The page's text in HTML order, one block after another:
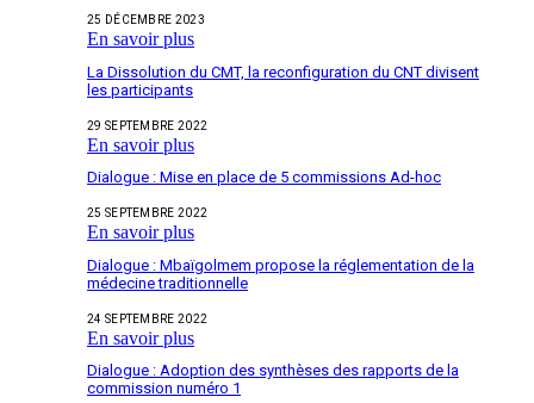
25 DÉCEMBRE 2023
En savoir plus
La Dissolution du CMT, la reconfiguration du CNT divisent
les participants
29 SEPTEMBRE 2022
En savoir plus
Dialogue : Mise en place de 5 commissions Ad-hoc
25 SEPTEMBRE 2022
En savoir plus
Dialogue : Mbaïgolmem propose la réglementation de la
médecine traditionnelle
24 SEPTEMBRE 2022
En savoir plus
Dialogue : Adoption des synthèses des rapports de la
commission numéro 1